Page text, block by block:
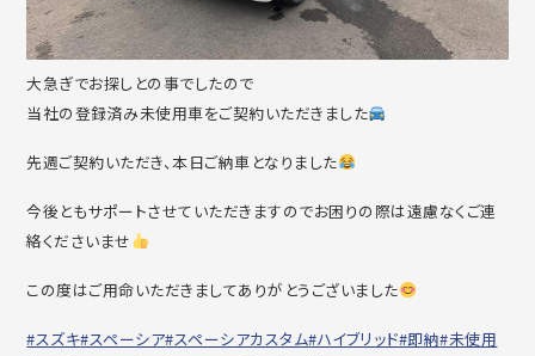
大急ぎでお探しとの事でしたので
当社の登録済み未使用車をご契約いただきました
先週ご契約いただき、本日ご納車となりました
今後ともサポートさせていただきますのでお困りの際は遠慮なくご連
絡くださいませ
この度はご用命いただきましてありがとうございました
#スズキ#スペーシア#スペーシアカスタム#ハイブリッド#即納#未使用